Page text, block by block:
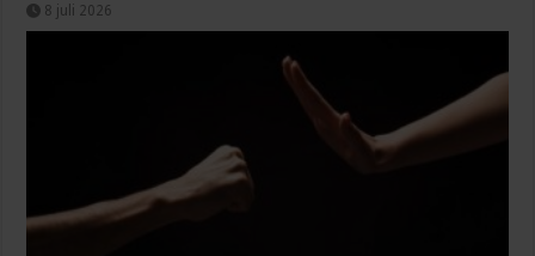
8 juli 2026